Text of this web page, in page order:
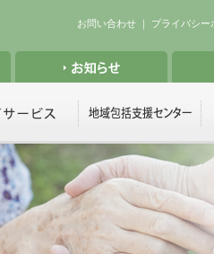
お問い合わせ ｜ プライバシー